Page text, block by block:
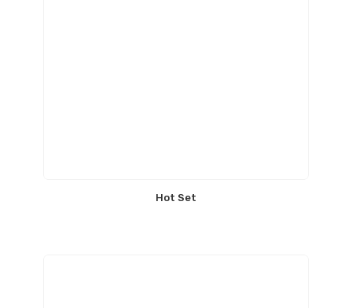
Hot Set